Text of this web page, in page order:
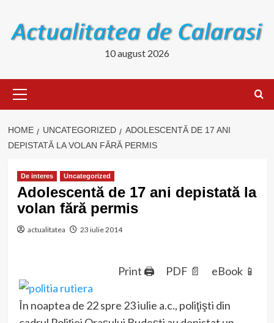
content
10 august 2026
Menu
HOME UNCATEGORIZED
ADOLESCENTĂ DE 17 ANI
DEPISTATĂ LA VOLAN FĂRĂ PERMIS
De interes Uncategorized
Adolescentă de 17 ani depistată la
volan fără permis
actualitatea 23 iulie 2014
Print 🖨 PDF 📄 eBook 📱
În noaptea de 22 spre 23 iulie a.c., poliţişti din